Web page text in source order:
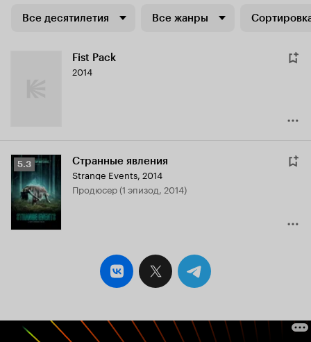
Все десятилетия Все жанры
Fist Pack
2014
Рейтинг
Кинопоиска
5.3
5.3 Странные явления
Strange Events, 2014
продюсер (1 эпизод, 2014)